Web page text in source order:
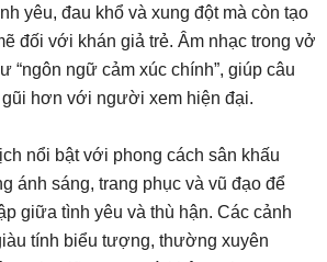
yêu, đau khổ và xung đột mà còn tạo
đối với khán giả trẻ. Âm nhạc trong vở
“ngôn ngữ cảm xúc chính”, giúp câu
hơn với người xem hiện đại.
nổi bật với phong cách sân khấu
ánh sáng, trang phục và vũ đạo để
giữa tình yêu và thù hận. Các cảnh
tính biểu tượng, thường xuyên